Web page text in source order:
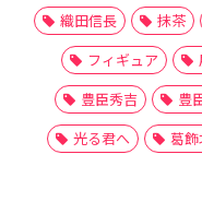
織田信長
抹茶
フィギュア
豊臣秀吉
豊
光る君へ
葛